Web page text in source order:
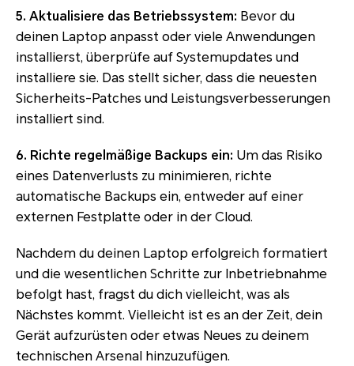
5. Aktualisiere das Betriebssystem: Bevor du
deinen Laptop anpasst oder viele Anwendungen
installierst, überprüfe auf Systemupdates und
installiere sie. Das stellt sicher, dass die neuesten
Sicherheits-Patches und Leistungsverbesserungen
installiert sind.
6. Richte regelmäßige Backups ein: Um das Risiko
eines Datenverlusts zu minimieren, richte
automatische Backups ein, entweder auf einer
externen Festplatte oder in der Cloud.
Nachdem du deinen Laptop erfolgreich formatiert
und die wesentlichen Schritte zur Inbetriebnahme
befolgt hast, fragst du dich vielleicht, was als
Nächstes kommt. Vielleicht ist es an der Zeit, dein
Gerät aufzurüsten oder etwas Neues zu deinem
technischen Arsenal hinzuzufügen.